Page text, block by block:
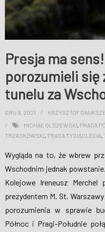
Presja ma
porozumieli się
tunelu za
GRU 9, 2021 KRZYSZTOF
MICHAŁ OLSZEWSKI, PRAGA
TRZASKOWSKI, TRASA TYSIĄCLECIA,
Wygląda na to, że wbrew
Wschodnim jednak
Kolejowe Ireneusz
prezydentem M. St.
porozumienia w sprawie
Północ i Pragi-Południe